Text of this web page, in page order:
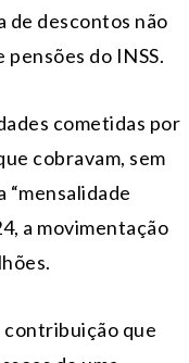
de descontos não
do INSS.
cometidas por
cobravam, sem
“mensalidade
a movimentação
contribuição que